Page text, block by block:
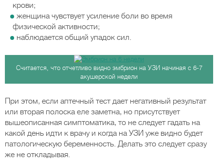
крови;
женщина чувствует усиление боли во время
физической активности;
наблюдается общий упадок сил.
Считается, что отчетливо видно эмбрион на УЗИ начиная с 6-7
акушерской недели
При этом, если аптечный тест дает негативный результат
или вторая полоска еле заметна, но присутствует
вышеописанная симптоматика, то не следует гадать на
какой день идти к врачу и когда на УЗИ уже видно будет
патологическую беременность. Делать это следует сразу
же не откладывая.